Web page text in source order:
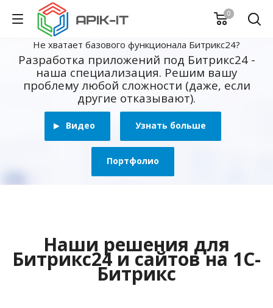
0
Не хватает базового функционала Битрикс24?
Разработка приложений под Битрикс24 -
наша специализация. Решим вашу
проблему любой сложности (даже, если
другие отказывают).
Видео Узнать больше
Портфолио
Наши решения для
Битрикс24 и сайтов на 1С-
Битрикс